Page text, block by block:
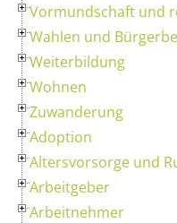
Vormundschaft und
Wahlen und
Weiterbildung
Wohnen
Zuwanderung
Adoption
Altersvorsorge und
Arbeitgeber
Arbeitnehmer